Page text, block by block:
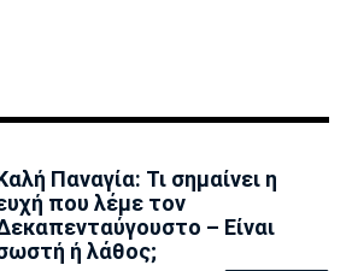
Παναγία: Τι σημαίνει η
που λέμε τον
– Είναι
ή λάθος;